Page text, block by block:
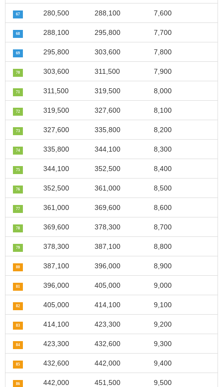
67 280,500 288,100 7,600
68 288,100 295,800 7,700
69 295,800 303,600 7,800
70 303,600 311,500 7,900
71 311,500 319,500 8,000
72 319,500 327,600 8,100
73 327,600 335,800 8,200
74 335,800 344,100 8,300
75 344,100 352,500 8,400
76 352,500 361,000 8,500
77 361,000 369,600 8,600
78 369,600 378,300 8,700
79 378,300 387,100 8,800
80 387,100 396,000 8,900
81 396,000 405,000 9,000
82 405,000 414,100 9,100
83 414,100 423,300 9,200
84 423,300 432,600 9,300
85 432,600 442,000 9,400
86 442,000 451,500 9,500